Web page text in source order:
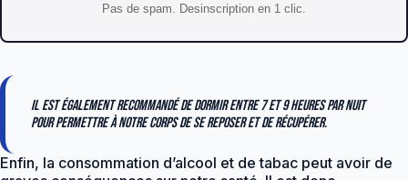
Pas de spam. Desinscription en 1 clic.
Il est également recommandé de dormir entre 7 et 9 heures par nuit
pour permettre à notre corps de se reposer et de récupérer.
Enfin, la consommation d’alcool et de tabac peut avoir de